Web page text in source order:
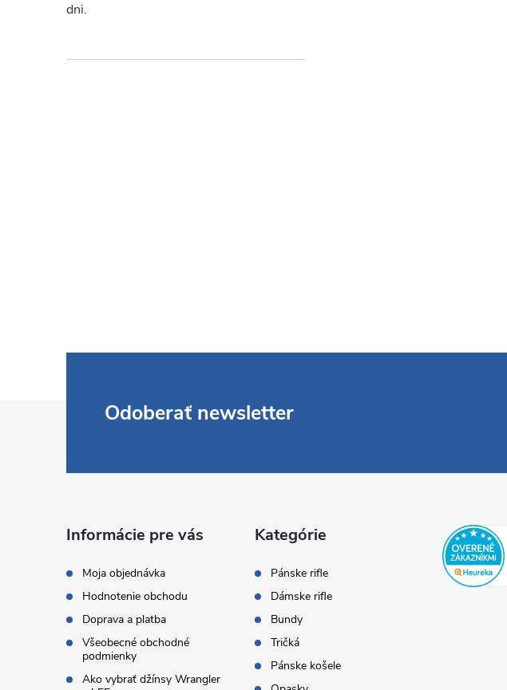
dni.
Odoberať newsletter
Informácie pre vás
Moja objednávka
Hodnotenie obchodu
Doprava a platba
Všeobecné obchodné
podmienky
Ako vybrať džínsy Wrangler
Kategórie
Pánske rifle
Dámske rifle
Bundy
Tričká
Pánske košele